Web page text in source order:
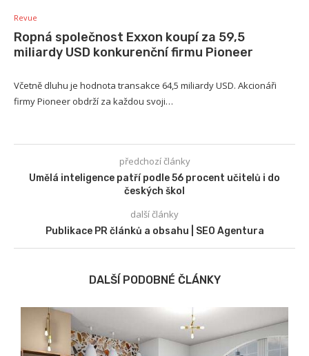
Revue
Ropná společnost Exxon koupí za 59,5
miliardy USD konkurenční firmu Pioneer
Včetně dluhu je hodnota transakce 64,5 miliardy USD. Akcionáři
firmy Pioneer obdrží za každou svoji…
předchozí články
Umělá inteligence patří podle 56 procent učitelů i do
českých škol
další články
Publikace PR článků a obsahu | SEO Agentura
DALŠÍ PODOBNÉ ČLÁNKY